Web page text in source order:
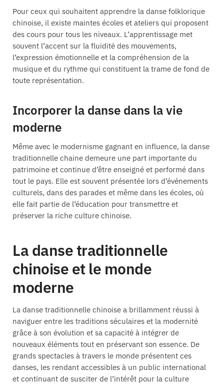
Pour ceux qui souhaitent apprendre la danse folklorique
chinoise, il existe maintes écoles et ateliers qui proposent
des cours pour tous les niveaux. L’apprentissage met
souvent l’accent sur la fluidité des mouvements,
l’expression émotionnelle et la compréhension de la
musique et du rythme qui constituent la trame de fond de
toute représentation.
Incorporer la danse dans la vie
moderne
Même avec le modernisme gagnant en influence, la danse
traditionnelle chaine demeure une part importante du
patrimoine et continue d’être enseigné et performé dans
tout le pays. Elle est souvent présentée lors d’événements
culturels, dans des parades et même dans les écoles, où
elle fait partie de l’éducation pour transmettre et
préserver la riche culture chinoise.
La danse traditionnelle
chinoise et le monde
moderne
La danse traditionnelle chinoise a brillamment réussi à
naviguer entre les traditions séculaires et la modernité
grâce à son évolution et sa capacité à intégrer de
nouveaux éléments tout en préservant son essence. De
grands spectacles à travers le monde présentent ces
danses, les rendant accessibles à un public international
et continuant de susciter de l’intérêt pour la culture